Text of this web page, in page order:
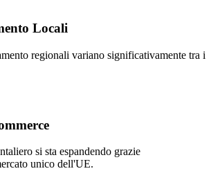
Locali
regionali variano significativamente tra i
si sta espandendo grazie
unico dell'UE.